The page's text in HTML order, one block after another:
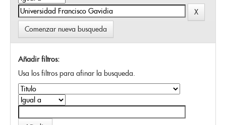
Comenzar nueva busqueda
Añadir filtros:
Usa los filtros para afinar la busqueda.